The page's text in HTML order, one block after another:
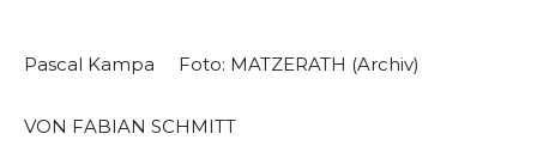
Pascal Kampa Foto: MATZERATH (Archiv)
VON FABIAN SCHMITT